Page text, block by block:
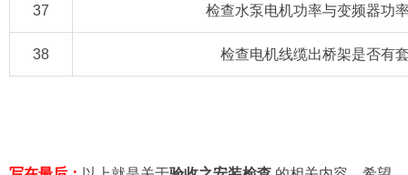
37 检查水泵电机功率与变频器功
38 检查电机线缆出桥架是否有